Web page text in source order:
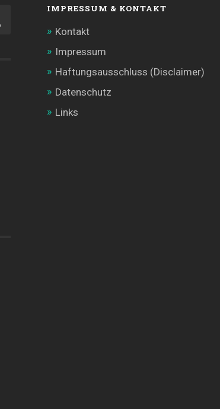
IMPRESSUM & KONTAKT
Kontakt
Impressum
Haftungsausschluss (Disclaimer)
Datenschutz
Links